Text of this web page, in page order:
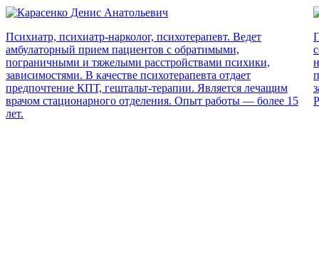
Психиатр, психиатр-нарколог, психотерапевт. Ведет
амбулаторный прием пациентов с обратимыми,
пограничными и тяжелыми расстройствами психики,
зависимостями. В качестве психотерапевта отдает
предпочтение КПТ, гештальт-терапии. Является лечащим
врачом стационарного отделения. Опыт работы — более 15
лет.